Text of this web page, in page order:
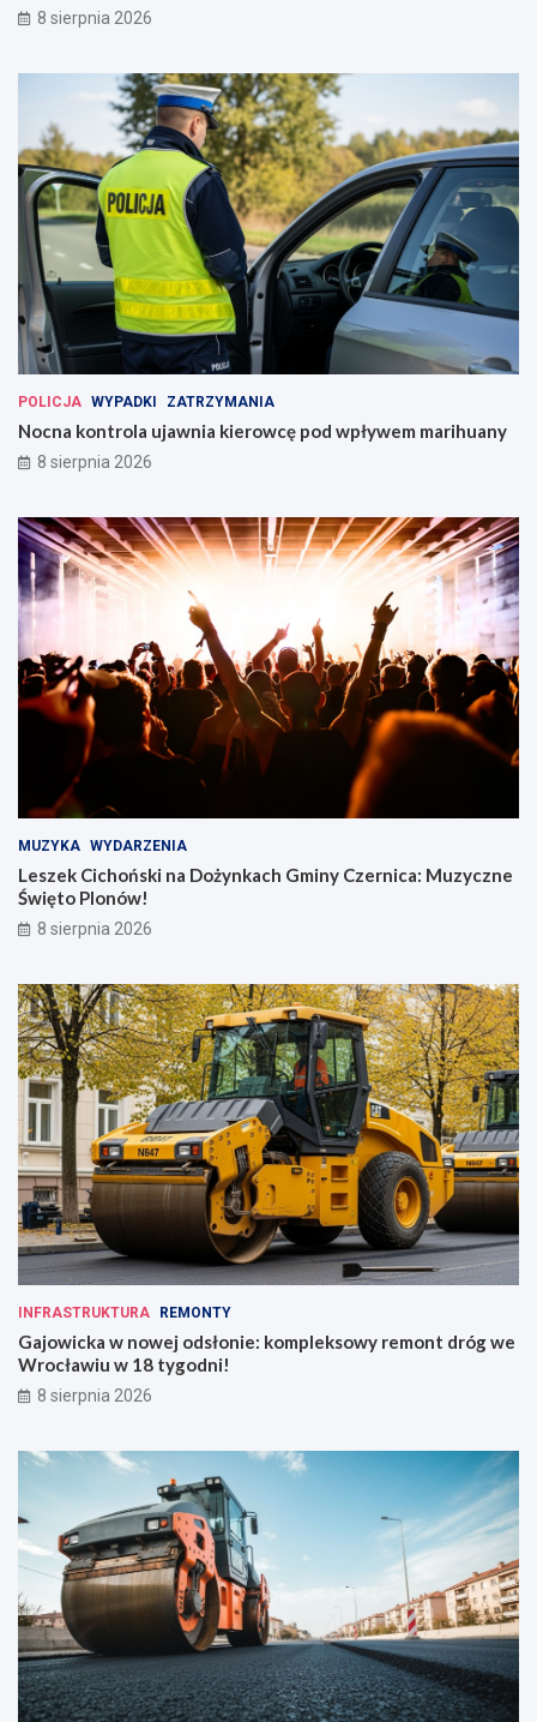
8 sierpnia 2026
POLICJA WYPADKI ZATRZYMANIA
Nocna kontrola ujawnia kierowcę pod wpływem marihuany
8 sierpnia 2026
MUZYKA WYDARZENIA
Leszek Cichoński na Dożynkach Gminy Czernica: Muzyczne
Święto Plonów!
8 sierpnia 2026
INFRASTRUKTURA REMONTY
Gajowicka w nowej odsłonie: kompleksowy remont dróg we
Wrocławiu w 18 tygodni!
8 sierpnia 2026